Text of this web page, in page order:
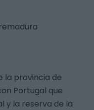
la provincia de
Portugal que
y la reserva de la